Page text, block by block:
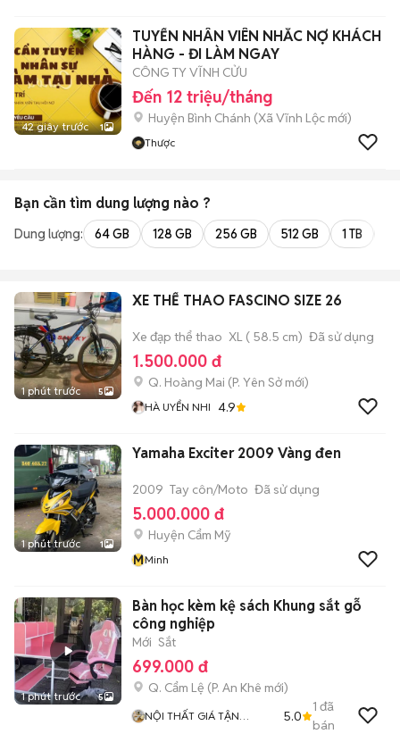
42 giây trước 1
TUYỂN NHÂN VIÊN NHẮC NỢ KHÁCH
HÀNG - ĐI LÀM NGAY
CÔNG TY VĨNH CỬU
Đến 12 triệu/tháng
Huyện Bình Chánh (Xã Vĩnh Lộc mới)
Thược
Bạn cần tìm dung lượng nào ?
Dung lượng: 64 GB 128 GB 256 GB 512 GB 1 TB
1 phút trước 5
XE THỂ THAO FASCINO SIZE 26
Xe đạp thể thao XL ( 58.5 cm) Đã sử dụng
1.500.000 đ
Q. Hoàng Mai (P. Yên Sởmới)
HÀ UYỂN NHI 4.9
1 phút trước 1
Yamaha Exciter 2009 Vàng đen
2009 Tay côn/Moto Đã sử dụng
5.000.000 đ
Huyện Cẩm Mỹ
MMinh
1 phút trước 5
Bàn học kèm kệ sách Khung sắt gỗ
công nghiệp
Mới Sắt
699.000 đ
Q. Cẩm Lệ (P. An Khê mới)
NỘI THẤT GIÁ TẬN
5.0
1 đã
bán